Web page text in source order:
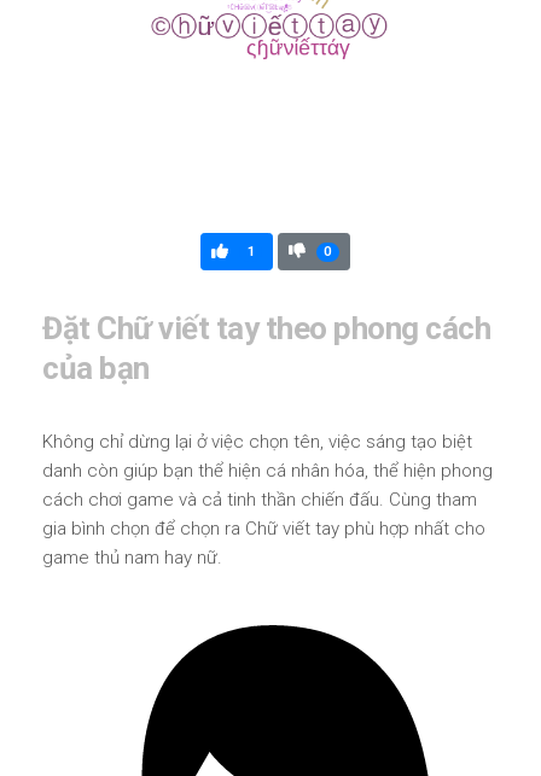
1 0
Đặt Chữ viết tay theo phong cách
của bạn
Không chỉ dừng lại ở việc chọn tên, việc sáng tạo biệt
danh còn giúp bạn thể hiện cá nhân hóa, thể hiện phong
cách chơi game và cả tinh thần chiến đấu. Cùng tham
gia bình chọn để chọn ra Chữ viết tay phù hợp nhất cho
game thủ nam hay nữ.